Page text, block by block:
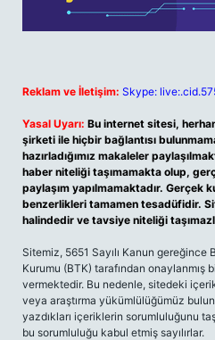
Reklam ve İletişim: Skype:
Yasal Uyarı: Bu internet sitesi,
şirketi ile hiçbir bağlantısı
hazırladığımız makaleler
haber niteliği taşımamakta olup,
paylaşım yapılmamaktadır. Gerçek
benzerlikleri tamamen tesadüfidir.
halindedir ve tavsiye niteliği
Sitemiz, 5651 Sayılı Kanun
Kurumu (BTK) tarafından onaylanmış
vermektedir. Bu nedenle, sitedeki
veya araştırma yükümlülüğümüz
yazdıkları içeriklerin sorumluluğunu
bu sorumluluğu kabul etmiş sayılırlar.